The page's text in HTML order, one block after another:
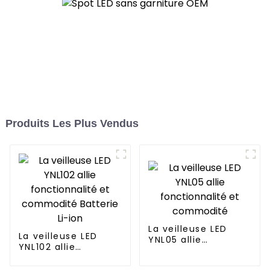
Produits Les Plus Vendus
La veilleuse LED
YNL102 allie
La veilleuse LED
YNL05 allie